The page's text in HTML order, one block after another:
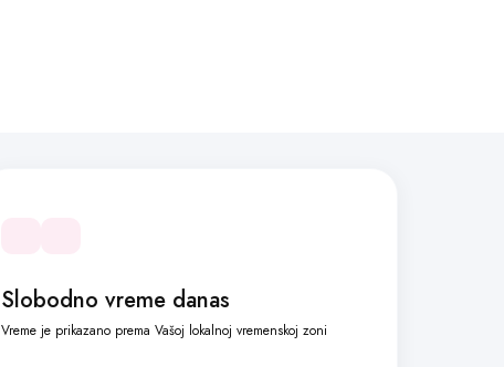
Slobodno vreme danas
Vreme je prikazano prema Vašoj lokalnoj vremenskoj zoni